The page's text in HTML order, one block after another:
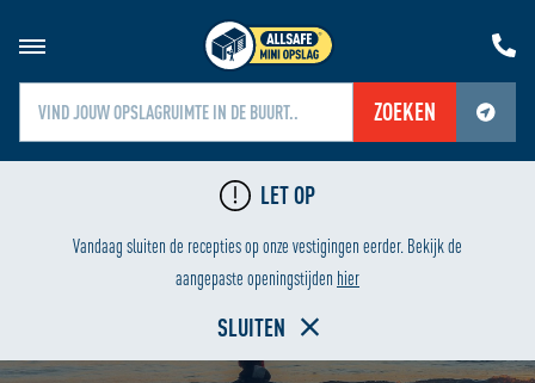
ZOEKEN
Jouw locatiediensten zijn uitgeschakeld.
Schakel jouw locatiediensten in om deze functie te gebruiken.
LET OP
Vandaag sluiten de recepties op onze vestigingen eerder. Bekijk de
aangepaste openingstijden hier
SLUITEN
LAAGSTE PRIJS
Home